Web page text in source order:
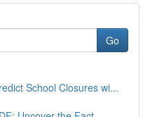
Go
School Closures wi...